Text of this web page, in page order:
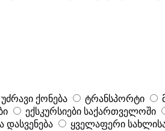
უძრავი ქონება ტრანსპორტი
ექსკურსიები საქართველოში
დასვენება ყველაფერი